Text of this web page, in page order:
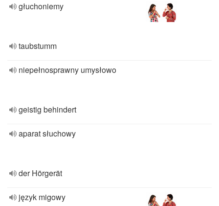
głuchoniemy
taubstumm
niepełnosprawny umysłowo
geistig behindert
aparat słuchowy
der Hörgerät
język migowy